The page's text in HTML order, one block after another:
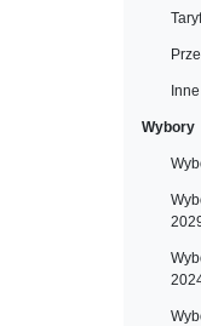
Inne
Wybory